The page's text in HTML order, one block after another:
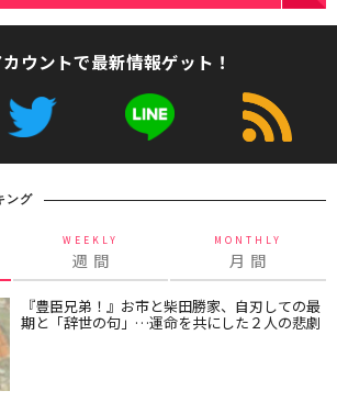
ウントで最新情報ゲット！
ング
WEEKLY
週 間
MONTHLY
月 間
『豊臣兄弟！』お市と柴田勝家、自刃しての最
期と「辞世の句」…運命を共にした２人の悲劇